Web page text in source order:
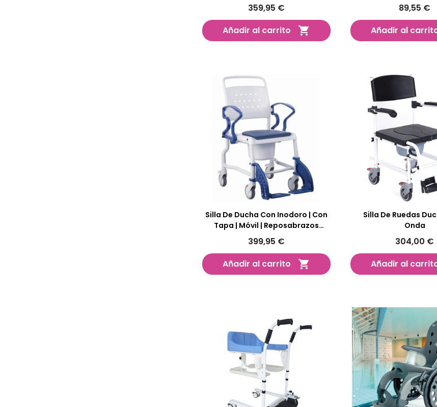
359,95 €
Añadir al carrito

89,55 €
Añadir al
Silla De Ducha Con Inodoro | Con
Tapa | Móvil | Reposabrazos
Abatibles
399,95 €
Añadir al carrito

Silla De Ruedas
Onda
304,00 €
Añadir al